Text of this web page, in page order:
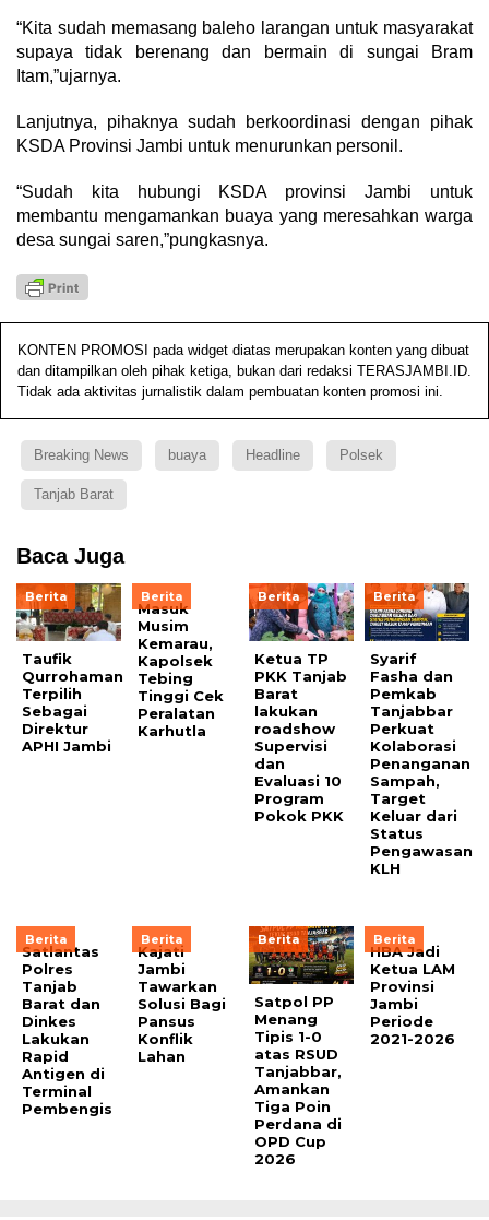
“Kita sudah memasang baleho larangan untuk masyarakat
supaya tidak berenang dan bermain di sungai Bram
Itam,”ujarnya.
Lanjutnya, pihaknya sudah berkoordinasi dengan pihak
KSDA Provinsi Jambi untuk menurunkan personil.
“Sudah kita hubungi KSDA provinsi Jambi untuk
membantu mengamankan buaya yang meresahkan warga
desa sungai saren,”pungkasnya.
KONTEN PROMOSI pada widget diatas merupakan konten yang dibuat
dan ditampilkan oleh pihak ketiga, bukan dari redaksi TERASJAMBI.ID.
Tidak ada aktivitas jurnalistik dalam pembuatan konten promosi ini.
Breaking News buaya Headline Polsek
Tanjab Barat
Baca Juga
Berita
Taufik
Qurrohaman
Terpilih
Sebagai
Direktur
APHI Jambi
Berita
Masuk
Musim
Kemarau,
Kapolsek
Tebing
Tinggi Cek
Peralatan
Karhutla
Berita
Ketua TP
PKK Tanjab
Barat
lakukan
roadshow
Supervisi
dan
Evaluasi 10
Program
Pokok PKK
Berita
Syarif
Fasha dan
Pemkab
Tanjabbar
Perkuat
Kolaborasi
Penanganan
Sampah,
Target
Keluar dari
Status
Pengawasan
KLH
Berita
Satlantas
Polres
Tanjab
Barat dan
Dinkes
Lakukan
Rapid
Antigen di
Terminal
Pembengis
Berita
Kajati
Jambi
Tawarkan
Solusi Bagi
Pansus
Konflik
Lahan
Berita
Satpol PP
Menang
Tipis 1-0
atas RSUD
Tanjabbar,
Amankan
Tiga Poin
Perdana di
OPD Cup
2026
Berita
HBA Jadi
Ketua LAM
Provinsi
Jambi
Periode
2021-2026